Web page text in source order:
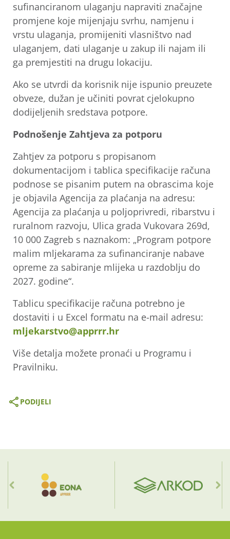
sufinanciranom ulaganju napraviti značajne
promjene koje mijenjaju svrhu, namjenu i
vrstu ulaganja, promijeniti vlasništvo nad
ulaganjem, dati ulaganje u zakup ili najam ili
ga premjestiti na drugu lokaciju.
Ako se utvrdi da korisnik nije ispunio preuzete
obveze, dužan je učiniti povrat cjelokupno
dodijeljenih sredstava potpore.
Podnošenje Zahtjeva za potporu
Zahtjev za potporu s propisanom
dokumentacijom i tablica specifikacije računa
podnose se pisanim putem na obrascima koje
je objavila Agencija za plaćanja na adresu:
Agencija za plaćanja u poljoprivredi, ribarstvu i
ruralnom razvoju, Ulica grada Vukovara 269d,
10 000 Zagreb s naznakom: „Program potpore
malim mljekarama za sufinanciranje nabave
opreme za sabiranje mlijeka u razdoblju do
2027. godine“.
Tablicu specifikacije računa potrebno je
dostaviti i u Excel formatu na e-mail adresu:
mljekarstvo@apprrr.hr
Više detalja možete pronaći u Programu i
Pravilniku.
PODIJELI